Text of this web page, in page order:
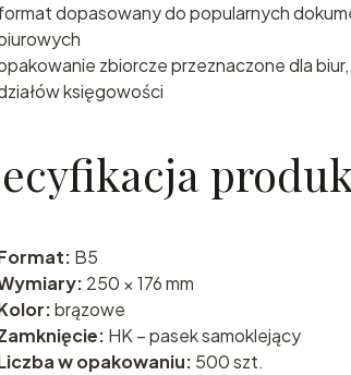
dopasowany do popularnych
zbiorcze przeznaczone dla biur,
księgowości
B5
250 × 176 mm
brązowe
HK – pasek samoklejący
w opakowaniu: 500 szt.